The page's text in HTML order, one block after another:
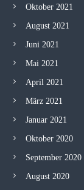
Oktober 2021
August 2021
Juni 2021
Mai 2021
April 2021
März 2021
Januar 2021
Oktober 2020
September 2020
August 2020